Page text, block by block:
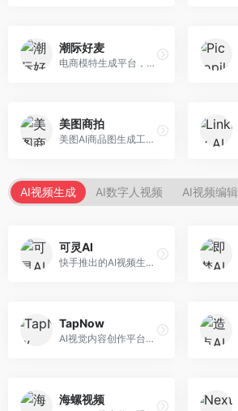
潮际好麦
电商模特生成平台，支持AI虚拟模特创作。面向服装和配饰电商，提供模特试穿、商品展示、营销素材生成等服务，模特形象可定制。
美图商拍
美图AI商品图生成工具，整合美图生态。面向电商卖家，提供商品图美化、模特替换、场景生成等服务，移动端操作便捷。
AI视频生成 AI数字人视频 AI视频编辑
可灵AI
快手推出的AI视频生成平台，支持文生视频和图生视频，可生成长达2分钟的高质量视频内容。面向短视频创作者和营销人员，操作简便，生成效果逼真，适合商业推广和创意表达。
TapNow
AI视觉内容创作平台，整合图像与视频生成能力。面向内容创作者，提供文生图、文生视频、智能编辑等服务，创作工具丰富，一站式体验便捷。
海螺视频